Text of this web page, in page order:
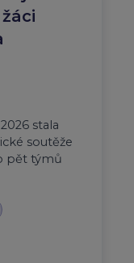
stala
soutěže
pět týmů